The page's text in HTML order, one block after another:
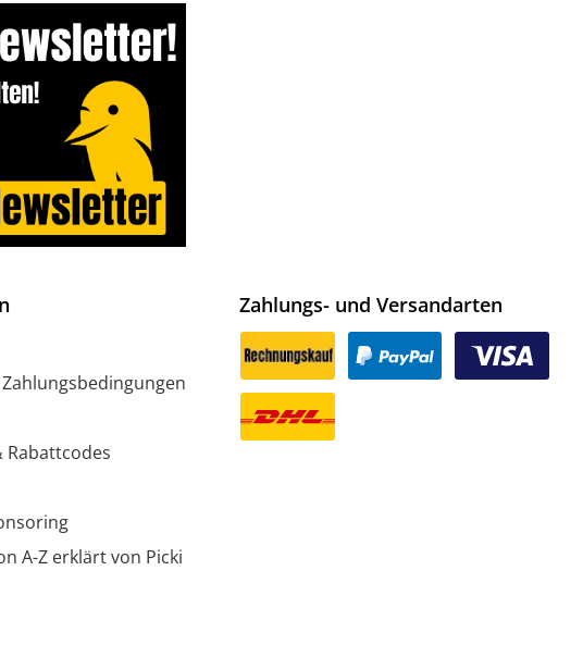
Rabattcodes
A-Z erklärt von Picki
Zahlungs- und Versandarten